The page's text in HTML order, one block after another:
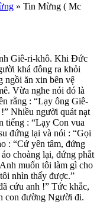
» Tin Mừng ( Mc
Giê-ri-khô. Khi Đức
khá đông ra khỏi
ngồi ăn xin bên vệ
Vừa nghe nói đó là
rằng : “Lạy ông Giê-
Nhiều người quát nạt
tiếng : “Lạy Con vua
đứng lại và nói : “Gọi
: “Cứ yên tâm, đứng
choàng lại, đứng phắt
muốn tôi làm gì cho
nhìn thấy được.”
cứu anh !” Tức khắc,
con đường Người đi.